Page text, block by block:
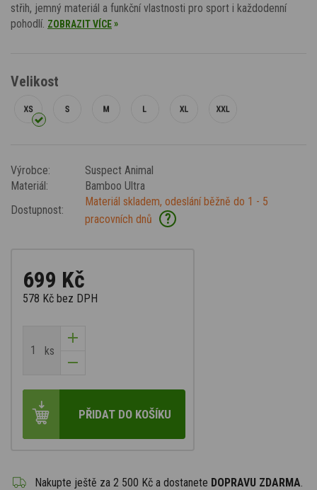
střih, jemný materiál a funkční vlastnosti pro sport i každodenní
pohodlí. ZOBRAZIT VÍCE»
Velikost
Výrobce:
Suspect Animal
Materiál:
Bamboo Ultra
Dostupnost:
Materiál skladem, odeslání běžně do 1 - 5
pracovních dnů
?
699 Kč
578 Kč bez DPH
ks
PŘIDAT DO KOŠÍKU
Nakupte ještě za 2 500 Kč a dostanete DOPRAVU ZDARMA